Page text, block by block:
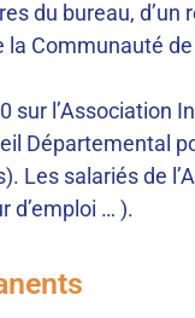
du bureau,
Communauté
l’Association
Départemental
Les salariés de
d’emploi … ).